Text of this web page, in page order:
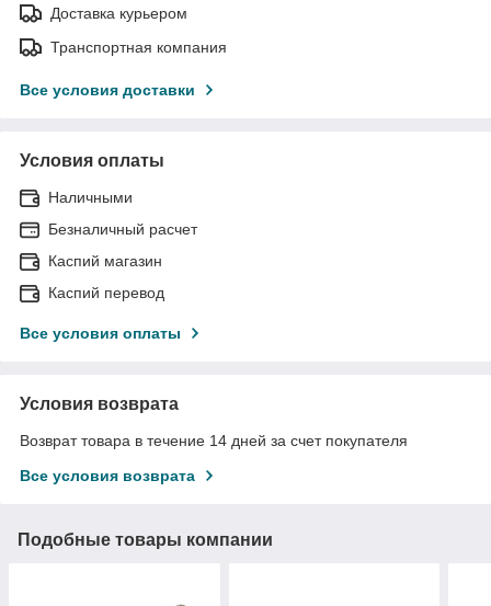
Доставка курьером
Транспортная компания
Все условия доставки
Условия оплаты
Наличными
Безналичный расчет
Каспий магазин
Каспий перевод
Все условия оплаты
Условия возврата
Возврат товара в течение 14 дней за счет покупателя
Все условия возврата
Подобные товары компании